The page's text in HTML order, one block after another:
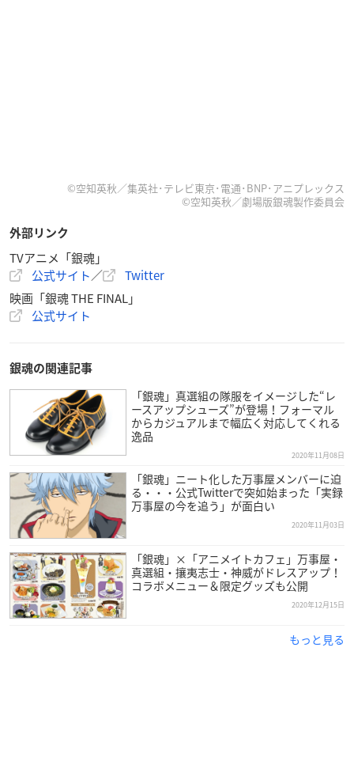
©空知英秋／集英社･テレビ東京･電通･BNP･アニプレックス
©空知英秋／劇場版銀魂製作委員会
外部リンク
TVアニメ「銀魂」
公式サイト／
Twitter
映画「銀魂 THE FINAL」
公式サイト
銀魂の関連記事
「銀魂」真選組の隊服をイメージした“レ
ースアップシューズ”が登場！フォーマル
からカジュアルまで幅広く対応してくれる
逸品
2020年11月08日
「銀魂」ニート化した万事屋メンバーに迫
る・・・公式Twitterで突如始まった「実録
万事屋の今を追う」が面白い
2020年11月03日
「銀魂」×「アニメイトカフェ」万事屋・
真選組・攘夷志士・神威がドレスアップ！
コラボメニュー＆限定グッズも公開
2020年12月15日
もっと見る